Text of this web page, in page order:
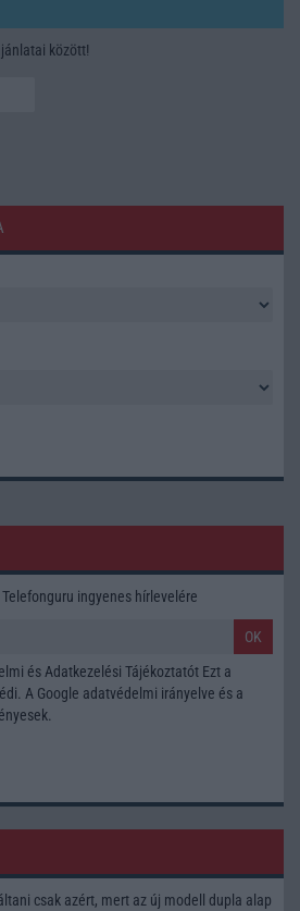
között!
ingyenes hírlevelére
OK
és Adatkezelési Tájékoztatót Ezt a
A Google adatvédelmi irányelve és a
csak azért, mert az új modell dupla alap